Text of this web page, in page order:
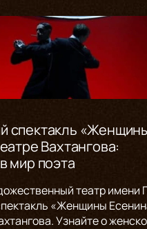
спектакль
Вахтангова:
мир поэта
театр имени
«Женщины
Узнайте о